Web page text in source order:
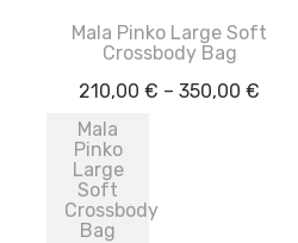
Mala Pinko Large Soft
Crossbody Bag
210,00€ – 350,00€
Mala
Pinko
Large
Soft
Crossbody
Bag